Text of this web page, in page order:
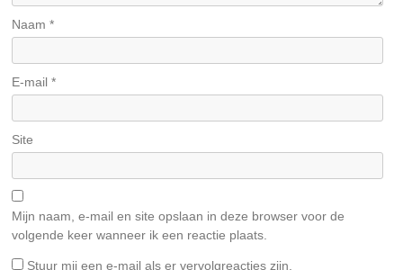
Naam*
E-mail*
Site
Mijn naam, e-mail en site opslaan in deze browser voor de
volgende keer wanneer ik een reactie plaats.
Stuur mij een e-mail als er vervolgreacties zijn.